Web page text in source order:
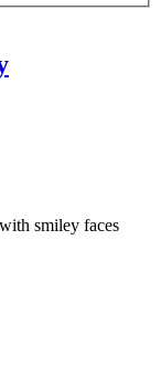
smiley faces